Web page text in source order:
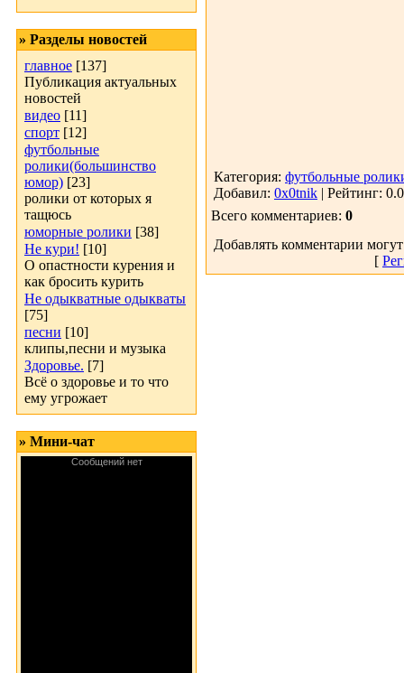
» Разделы новостей
главное [137]
Публикация актуальных
новостей
видео [11]
спорт [12]
футбольные
ролики(большинство
юмор) [23]
ролики от которых я
тащюсь
юморные ролики [38]
Не кури! [10]
О опастности курения и
как бросить курить
Не одыкватные одыкваты
[75]
песни [10]
клипы,песни и музыка
Здоровье. [7]
Всё о здоровье и то что
ему угрожает
» Мини-чат
Категория: футбольные
Добавил: 0x0tnik | Рейтинг:
Всего комментариев: 0
Добавлять комментарии
[